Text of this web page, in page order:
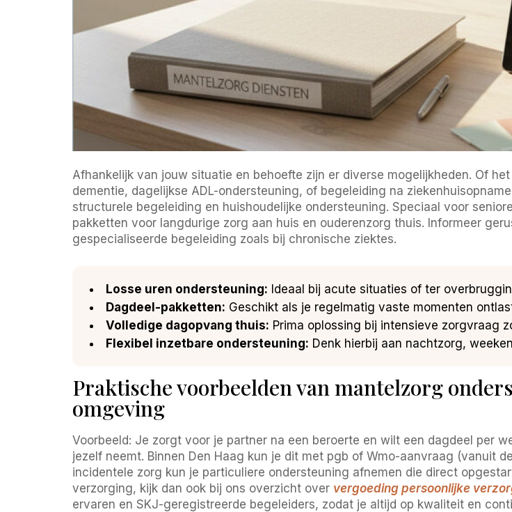
Afhankelijk van jouw situatie en behoefte zijn er diverse mogelijkheden. Of
dementie, dagelijkse ADL-ondersteuning, of begeleiding na
structurele begeleiding en huishoudelijke ondersteuning. Speciaal voor
pakketten voor langdurige zorg aan huis en ouderenzorg thuis. Informeer
gespecialiseerde begeleiding zoals bij chronische ziektes.
Losse uren ondersteuning: Ideaal bij acute situaties of ter
Dagdeel-pakketten: Geschikt als je regelmatig vaste momenten
Volledige dagopvang thuis: Prima oplossing bij intensieve zorgvraag
Flexibel inzetbare ondersteuning: Denk hierbij aan nachtzorg,
Praktische voorbeelden van mantelzorg
omgeving
Voorbeeld: Je zorgt voor je partner na een beroerte en wilt een dagdeel per
jezelf neemt. Binnen Den Haag kun je dit met pgb of Wmo-aanvraag (vanuit
incidentele zorg kun je particuliere ondersteuning afnemen die direct
verzorging, kijk dan ook bij ons overzicht over vergoeding persoonlijke
ervaren en SKJ-geregistreerde begeleiders, zodat je altijd op kwaliteit en